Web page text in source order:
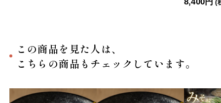
(
この商品を見た人は、
こちらの商品もチェックしています。